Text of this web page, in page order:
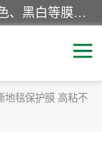
该类保护膜有复合，透明、奶白、蓝色、黑白等膜型。特高粘，高粘，中高粘，中粘，中低粘，低粘等。对于不同的粘力要求有相应的产品相适配。无胶渍残留污染。在较宽的收卷幅度下平整无皱纹，收卷长度大，利于机械化及自动化施工粘贴。为您的产品提供的表面保护解决方案。 产品广泛适用于：铝材、不锈钢、金属、塑料、电子、家电、家具、玻璃、化工材料、装饰材料等。
地毯保护膜 高粘不